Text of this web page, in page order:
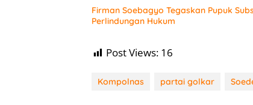
Firman Soebagyo Tegaskan Pupuk
Perlindungan Hukum
Post Views: 16
Kompolnas partai golkar